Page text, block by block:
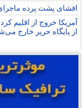
افشای پشت پرده
آمریکا خروج از اقلیم
از پایگاه حریر خارج